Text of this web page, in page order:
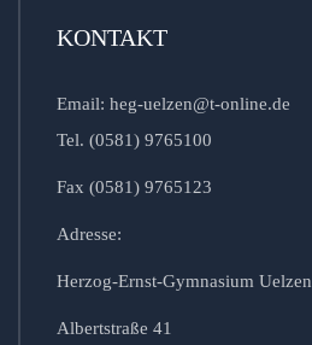
KONTAKT
Email: heg-uelzen@t-online.de
Tel. (0581) 9765100
Fax (0581) 9765123
Adresse:
Herzog-Ernst-Gymnasium Uelzen
Albertstraße 41